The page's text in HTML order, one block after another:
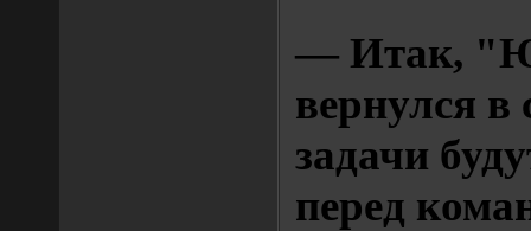
— Итак,
вернулся
задачи
перед